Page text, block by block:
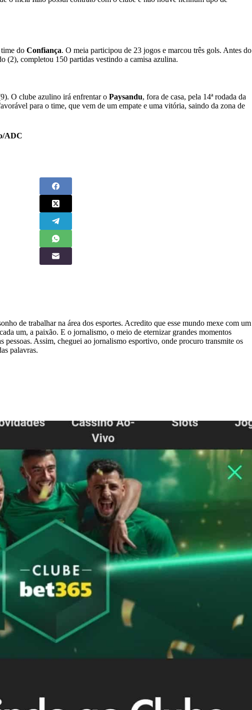
do Confiança. O meia participou de 23 jogos e marcou três gols. Antes do
(2), completou 150 partidas vestindo a camisa azulina.
O clube azulino irá enfrentar o Paysandu, fora de casa, pela 14ª rodada da
para o time, que vem de um empate e uma vitória, saindo da zona de
ADC
de trabalhar na área dos esportes. Acredito que esse mundo mexe com um
um, a paixão. E o jornalismo, o meio de eternizar grandes momentos
pessoas. Assim, cheguei ao jornalismo esportivo, onde procuro transmite os
palavras.